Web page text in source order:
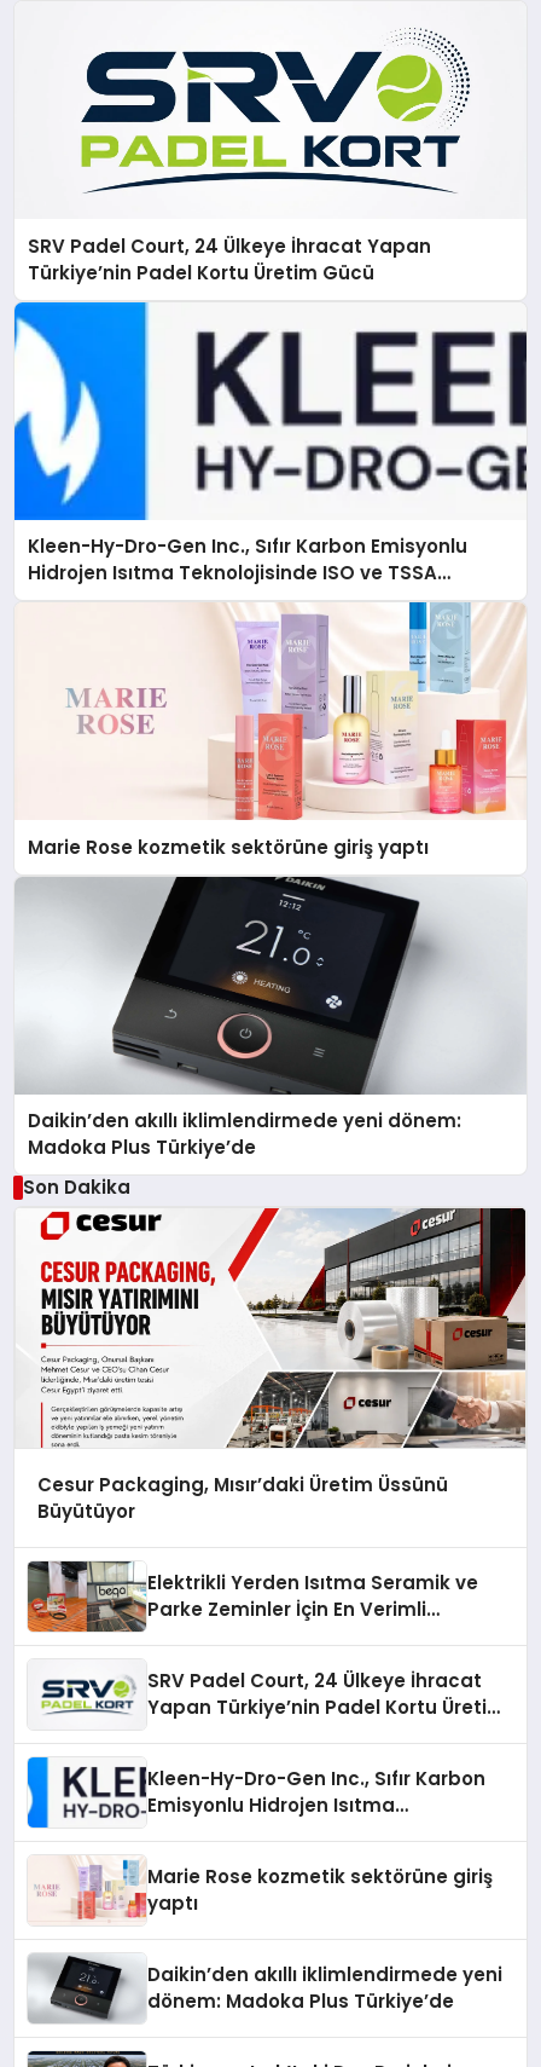
SRV Padel Court, 24 Ülkeye İhracat Yapan
Türkiye’nin Padel Kortu Üretim Gücü
Kleen-Hy-Dro-Gen Inc., Sıfır Karbon Emisyonlu
Hidrojen Isıtma Teknolojisinde ISO ve TSSA
Düzenleyici Onaylarını Aldı
Marie Rose kozmetik sektörüne giriş yaptı
Daikin’den akıllı iklimlendirmede yeni dönem:
Madoka Plus Türkiye’de
Son Dakika
Cesur Packaging, Mısır’daki Üretim Üssünü
Büyütüyor
Elektrikli Yerden Isıtma Seramik ve
Parke Zeminler İçin En Verimli
SRV Padel Court, 24 Ülkeye İhracat
Yapan Türkiye’nin Padel Kortu Üretim
Kleen-Hy-Dro-Gen Inc., Sıfır Karbon
Emisyonlu Hidrojen Isıtma
Marie Rose kozmetik sektörüne giriş
yaptı
Daikin’den akıllı iklimlendirmede yeni
dönem: Madoka Plus Türkiye’de